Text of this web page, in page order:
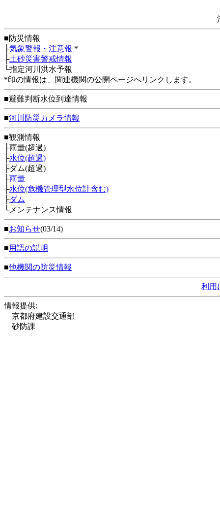
■防災情報
├気象警報・注意報 *
├土砂災害警戒情報
└指定河川洪水予報
*印の情報は、関連機関の公開ページへリンクします。
■避難判断水位到達情報
■河川防災カメラ情報
■観測情報
├雨量(超過)
├水位(超過)
├ダム(超過)
├雨量
├水位(危機管理型水位計含む)
├ダム
└メンテナンス情報
■お知らせ(03/14)
■用語の説明
■他機関の防災情報
利用
情報提供:
京都府建設交通部
砂防課